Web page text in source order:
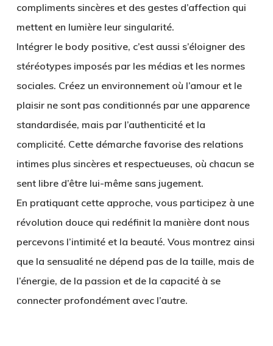
compliments sincères et des gestes d’affection qui
mettent en lumière leur singularité.
Intégrer le body positive, c’est aussi s’éloigner des
stéréotypes imposés par les médias et les normes
sociales. Créez un environnement où l’amour et le
plaisir ne sont pas conditionnés par une apparence
standardisée, mais par l’authenticité et la
complicité. Cette démarche favorise des relations
intimes plus sincères et respectueuses, où chacun se
sent libre d’être lui-même sans jugement.
En pratiquant cette approche, vous participez à une
révolution douce qui redéfinit la manière dont nous
percevons l’intimité et la beauté. Vous montrez ainsi
que la sensualité ne dépend pas de la taille, mais de
l’énergie, de la passion et de la capacité à se
connecter profondément avec l’autre.